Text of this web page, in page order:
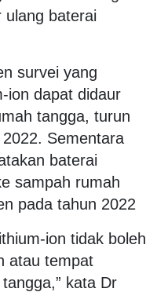
ulang baterai
survei yang
ion dapat didaur
tangga, turun
Sementara
baterai
sampah rumah
pada tahun 2022
ion tidak boleh
atau tempat
kata Dr